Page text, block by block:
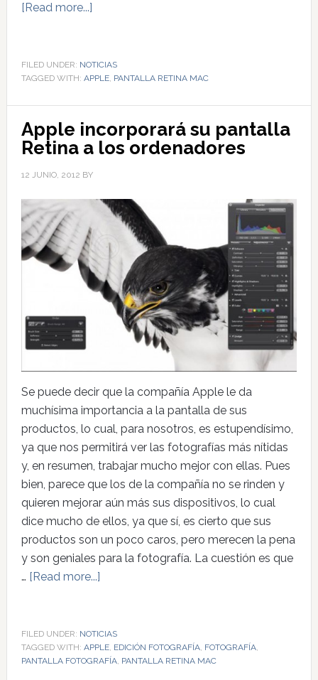
[Read more...]
FILED UNDER: NOTICIAS
TAGGED WITH: APPLE, PANTALLA RETINA MAC
Apple incorporará su pantalla
Retina a los ordenadores
12 JUNIO, 2012 BY
Se puede decir que la compañía Apple le da
muchísima importancia a la pantalla de sus
productos, lo cual, para nosotros, es estupendísimo,
ya que nos permitirá ver las fotografías más nítidas
y, en resumen, trabajar mucho mejor con ellas. Pues
bien, parece que los de la compañía no se rinden y
quieren mejorar aún más sus dispositivos, lo cual
dice mucho de ellos, ya que sí, es cierto que sus
productos son un poco caros, pero merecen la pena
y son geniales para la fotografía. La cuestión es que
… [Read more...]
FILED UNDER: NOTICIAS
TAGGED WITH: APPLE, EDICIÓN FOTOGRAFÍA, FOTOGRAFÍA,
PANTALLA FOTOGRAFÍA, PANTALLA RETINA MAC